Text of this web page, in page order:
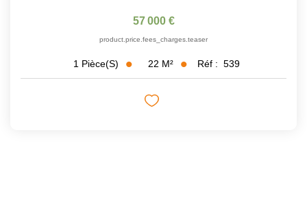
57 000 €
product.price.fees_charges.teaser
1 Pièce(s) 22 M² Réf : 539